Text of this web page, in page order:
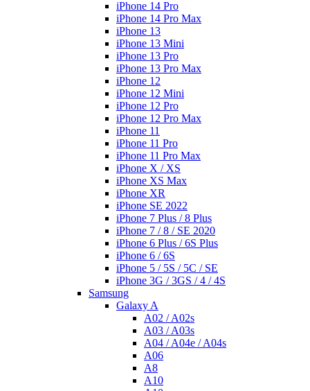
iPhone 14 Pro
iPhone 14 Pro Max
iPhone 13
iPhone 13 Mini
iPhone 13 Pro
iPhone 13 Pro Max
iPhone 12
iPhone 12 Mini
iPhone 12 Pro
iPhone 12 Pro Max
iPhone 11
iPhone 11 Pro
iPhone 11 Pro Max
iPhone X / XS
iPhone XS Max
iPhone XR
iPhone SE 2022
iPhone 7 Plus / 8 Plus
iPhone 7 / 8 / SE 2020
iPhone 6 Plus / 6S Plus
iPhone 6 / 6S
iPhone 5 / 5S / 5C / SE
iPhone 3G / 3GS / 4 / 4S
Samsung
Galaxy A
A02 / A02s
A03 / A03s
A04 / A04e / A04s
A06
A8
A10